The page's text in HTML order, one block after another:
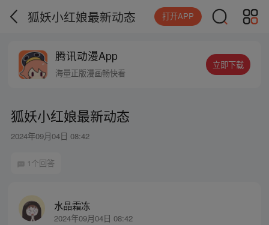
狐妖小红娘最新动态 打开APP
腾讯动漫App
海量正版漫画畅快看
立即下载
狐妖小红娘最新动态
2024年09月04日 08:42
1个回答
水晶霜冻
2024年09月04日 08:42